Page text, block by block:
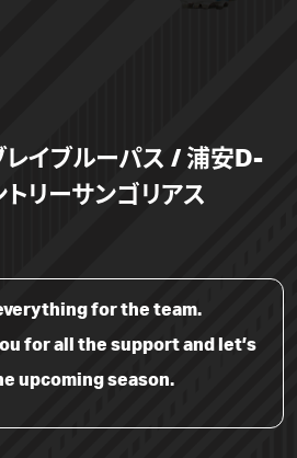
イブルーパス / 浦安D-
リーサンゴリアス
for the team.
for all the support and let’s
upcoming season.